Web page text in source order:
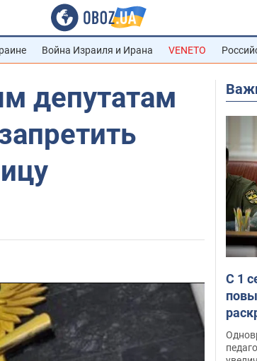
Война Израиля и Ирана VENETO
депутатам
С 1